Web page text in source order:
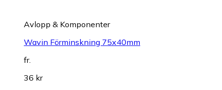
Avlopp & Komponenter
Wavin Förminskning 75x40mm
fr.
36 kr